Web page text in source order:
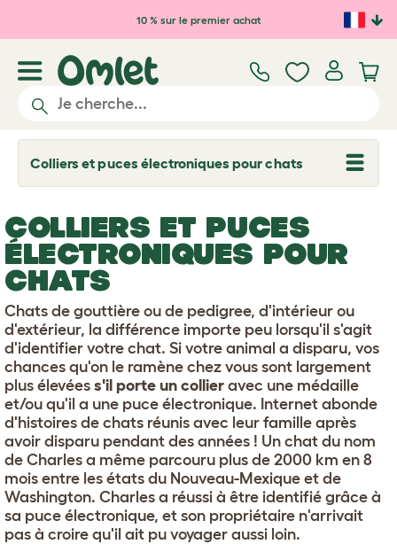
Passer au contenu principal
10 % sur le premier achat
Colliers et puces électroniques pour chats
T
o
l
e
d
r
o
d
o
w
n
COLLIERS ET PUCES
ÉLECTRONIQUES POUR
CHATS
Chats de gouttière ou de pedigree, d'intérieur ou
d'extérieur, la différence importe peu lorsqu'il s'agit
d'identifier votre chat. Si votre animal a disparu, vos
chances qu'on le ramène chez vous sont largement
plus élevées s'il porte un collier avec une médaille
et/ou qu'il a une puce électronique. Internet abonde
d'histoires de chats réunis avec leur famille après
avoir disparu pendant des années ! Un chat du nom
de Charles a même parcouru plus de 2000 km en 8
mois entre les états du Nouveau-Mexique et de
Washington. Charles a réussi à être identifié grâce à
sa puce électronique, et son propriétaire n'arrivait
pas à croire qu'il ait pu voyager aussi loin.